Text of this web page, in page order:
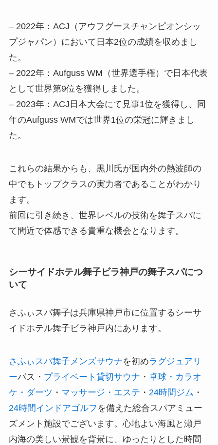
– 2022年：ACJ（アウフグースチャンピオンシッ
プジャパン）において日本2位の成績を収めまし
た。
– 2022年：Aufguss WM（世界選手権）で日本代表
として世界第9位を獲得しました。
– 2023年：ACJ日本大会にて見事1位を獲得し、同
年のAufguss WMでは世界1位の栄冠に輝きまし
た。
これらの結果からも、黒川氏が国内外の熱波師の
中でもトップクラスの実力者であることがわかり
ます。
前回に引き続き、世界レベルの技術を舞子スパに
て間近で体感できる貴重な機会となります。
シーサイドホテル舞子ビラ神戸の舞子スパにつ
いて
さふぃスパ舞子は兵庫県神戸市に位置するシーサ
イドホテル舞子ビラ神戸内にあります。
さふぃスパ舞子メンズサウナを初めラグジュアリ
ーバス・ プライベート貸切サウナ ・ 卓球・カラオ
ケ・ダーツ ・ マッサージ・エステ ・ 24時間ジム ・
24時間インドアゴルフ を備えた総合スパアミュー
ズメント施設でございます。心地よい海風と瀬戸
内海の美しい景観を背景に、ゆったりとした時間